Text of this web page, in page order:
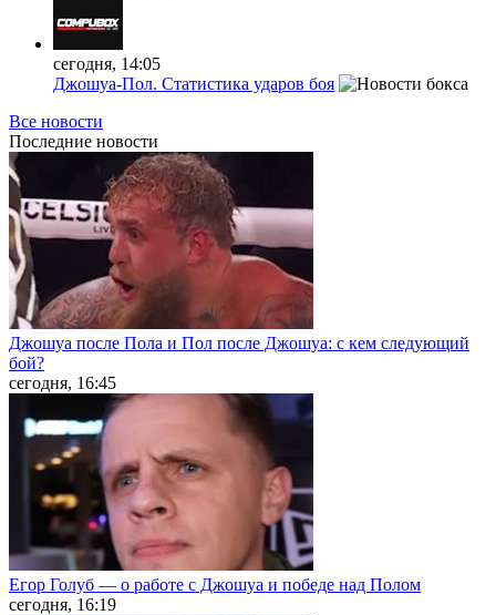
сегодня, 14:05
Джошуа-Пол. Статистика ударов боя
Все новости
Последние новости
Джошуа после Пола и Пол после Джошуа: с кем следующий
бой?
сегодня, 16:45
Егор Голуб — о работе с Джошуа и победе над Полом
сегодня, 16:19